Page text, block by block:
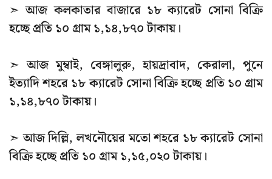
➣ আজ কলকাতার বাজারে ১৮ ক্যারেট সোনা বিক্রি
হচ্ছে প্রতি ১০ গ্রাম ১,১৪,৮৭০ টাকায়।
➣ আজ মুম্বাই, বেঙ্গালুরু, হায়দ্রাবাদ, কেরালা, পুনে
ইত্যাদি শহরে ১৮ ক্যারেট সোনা বিক্রি হচ্ছে প্রতি ১০ গ্রাম
১,১৪,৮৭০ টাকায়।
➣ আজ দিল্লি, লখনৌয়ের মতো শহরে ১৮ ক্যারেট সোনা
বিক্রি হচ্ছে প্রতি ১০ গ্রাম ১,১৫,০২০ টাকায়।